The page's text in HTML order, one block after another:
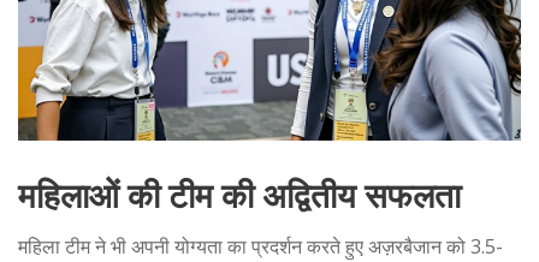
महिलाओं की टीम की अद्वितीय सफलता
महिला टीम ने भी अपनी योग्यता का प्रदर्शन करते हुए अज़रबैजान को 3.5-